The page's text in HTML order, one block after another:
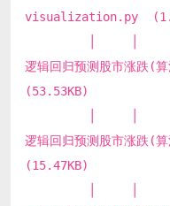
visualization.py
│ │ │ │
逻辑回归预测股市涨跌(
(53.53KB)
│ │ │ │
逻辑回归预测股市涨跌(
(15.47KB)
│ │ │